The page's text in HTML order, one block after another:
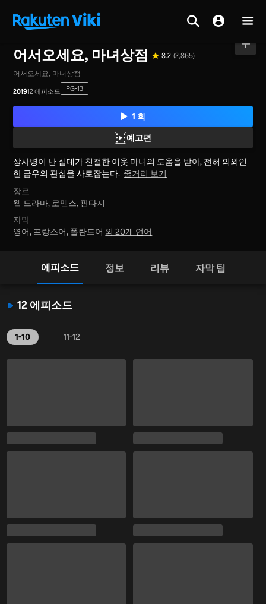
어서오세요, 마녀상점 8.2 (2,865)
어서오세요, 마녀상점
201912 에피소드 PG-13
1 회
예고편
상사병이 난 십대가 친절한 이웃 마녀의 도움을 받아, 전혀 의외인
한 급우의 관심을 사로잡는다. 줄거리 보기
장르
웹 드라마, 로맨스, 판타지
자막
영어, 프랑스어, 폴란드어 외 20개 언어
에피소드 정보 리뷰 자막 팀
12 에피소드
1-10 11-12